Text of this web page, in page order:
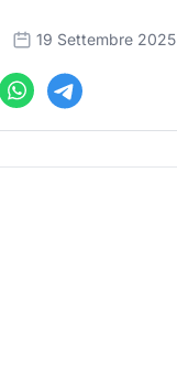
19 Settembre 2025